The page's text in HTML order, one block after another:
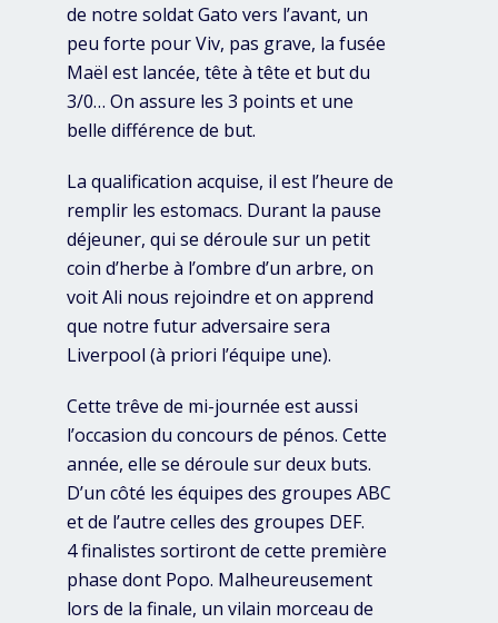
de notre soldat Gato vers l’avant, un
peu forte pour Viv, pas grave, la fusée
Maël est lancée, tête à tête et but du
3/0… On assure les 3 points et une
belle différence de but.
La qualification acquise, il est l’heure de
remplir les estomacs. Durant la pause
déjeuner, qui se déroule sur un petit
coin d’herbe à l’ombre d’un arbre, on
voit Ali nous rejoindre et on apprend
que notre futur adversaire sera
Liverpool (à priori l’équipe une).
Cette trêve de mi-journée est aussi
l’occasion du concours de pénos. Cette
année, elle se déroule sur deux buts.
D’un côté les équipes des groupes ABC
et de l’autre celles des groupes DEF.
4 finalistes sortiront de cette première
phase dont Popo. Malheureusement
lors de la finale, un vilain morceau de